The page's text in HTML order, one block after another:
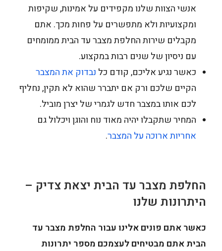
אנשי הצוות שלנו מקפידים על אמינות, שקיפות
ומקצועיות ולא מתפשרים על פחות מכך. אתם
מקבלים שירות החלפת מצבר עד הבית ממומחים
עם ניסיון של שנים רבות במקצוע.
כאשר נגיע אליכם, קודם כל נבדוק את המצבר
הקיים שלכם ורק אם יתברר שהוא לא תקין, נחליף
לכם אותו במצבר חדש לגמרי של יצרן מוביל.
המחיר שתקבלו יהיה מאוד נוח והוגן ויכלול גם
אחריות ארוכה על המצבר.
החלפת מצבר עד הבית יצאת צדיק –
היתרונות שלנו
כאשר אתם פונים אלינו עבור החלפת מצבר עד
הבית אתם מבטיחים לעצמכם מספר יתרונות